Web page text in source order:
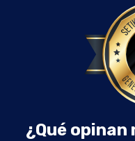
¿Qué